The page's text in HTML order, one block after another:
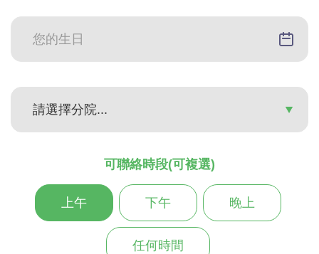
可聯絡時段(可複選)
上午 下午 晚上
任何時間